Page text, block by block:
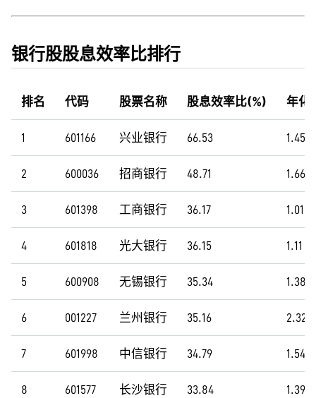
银行股股息效率比排行
排名 代码 股票名称 股息效率比(%) 年化
1 601166 兴业银行 66.53 1.45
2 600036 招商银行 48.71 1.66
3 601398 工商银行 36.17 1.01
4 601818 光大银行 36.15 1.11
5 600908 无锡银行 35.34 1.38
6 001227 兰州银行 35.16 2.32
7 601998 中信银行 34.79 1.54
8 601577 长沙银行 33.84 1.39